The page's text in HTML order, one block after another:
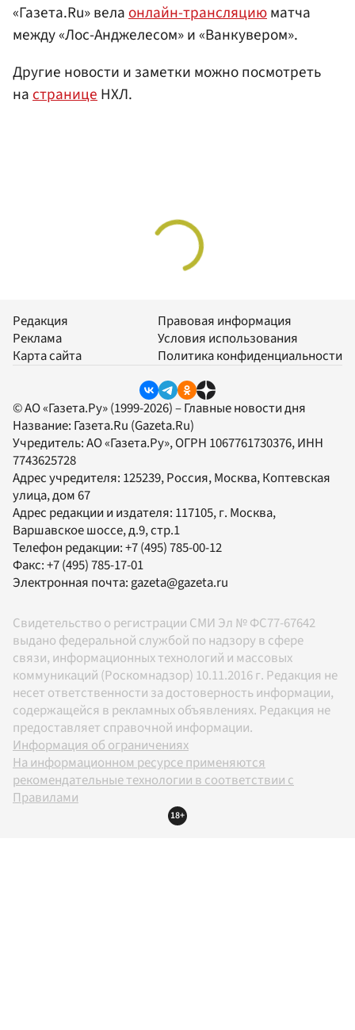
«Газета.Ru» вела онлайн-трансляциюматча
между «Лос-Анджелесом» и «Ванкувером».
Другие новости и заметки можно посмотреть
настраницеНХЛ.
Редакция
Реклама
Карта сайта
Правовая информация
Условия использования
Политика конфиденциальности
© АО «Газета.Ру» (1999-2026) – Главные новости дня
Название: Газета.Ru (Gazeta.Ru)
Учредитель:АО «Газета.Ру», ОГРН 1067761730376, ИНН
7743625728
Адрес учредителя: 125239, Россия, Москва, Коптевская
улица, дом 67
Адрес редакции и издателя: 117105, г. Москва,
Варшавское шоссе, д.9, стр.1
Телефон редакции:+7 (495) 785-00-12
Факс:+7 (495) 785-17-01
Электронная почта:gazeta@gazeta.ru
Свидетельство о регистрации СМИ Эл № ФС77-67642
выдано федеральной службой по надзору в сфере
связи, информационных технологий и массовых
коммуникаций (Роскомнадзор) 10.11.2016 г. Редакция не
несет ответственности за достоверность информации,
содержащейся в рекламных объявлениях. Редакция не
предоставляет справочной информации.
Информация об ограничениях
На информационном ресурсе применяются
рекомендательные технологии в соответствии с
Правилами
18+